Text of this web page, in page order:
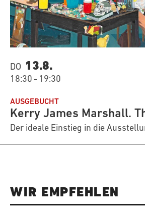
DO 13.8.
18:30- 19:30
AUSGEBUCHT
Kerry James Marshall.
Der ideale Einstieg in die
WIR EMPFEHLEN